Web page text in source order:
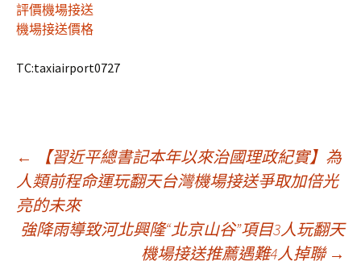
評價機場接送
機場接送價格
TC:taxiairport0727
文
章
←
【習近平總書記本年以來治國理政紀實】為
人類前程命運玩翻天台灣機場接送爭取加倍光
亮的未來
強降雨導致河北興隆“北京山谷”項目3人玩翻天
機場接送推薦遇難4人掉聯 →